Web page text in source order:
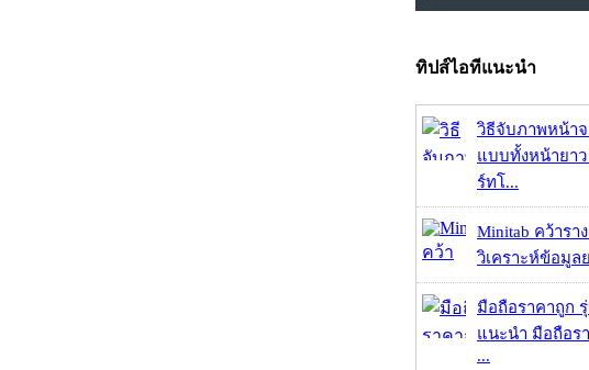
ทิปส์ไอทีแนะนำ
วิธีจับภาพหน้าจ
แบบทั้งหน้ายา
ร์ทโ...
Minitab คว้ารา
วิเคราะห์ข้อมูล
มือถือราคาถูก
แนะนำ มือถือร
...